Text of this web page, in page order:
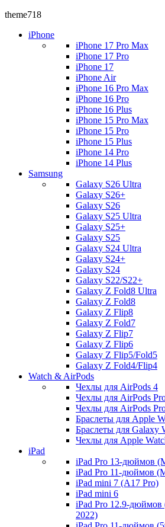
theme718
iPhone
iPhone 17 Pro Max
iPhone 17 Pro
iPhone 17
iPhone Air
iPhone 16 Pro Max
iPhone 16 Pro
iPhone 16 Plus
iPhone 15 Pro Max
iPhone 15 Pro
iPhone 15 Plus
iPhone 14 Pro
iPhone 14 Plus
Samsung
Galaxy S26 Ultra
Galaxy S26+
Galaxy S26
Galaxy S25 Ultra
Galaxy S25+
Galaxy S25
Galaxy S24 Ultra
Galaxy S24+
Galaxy S24
Galaxy S22/S22+
Galaxy Z Fold8 Ultra
Galaxy Z Fold8
Galaxy Z Flip8
Galaxy Z Fold7
Galaxy Z Flip7
Galaxy Z Flip6
Galaxy Z Flip5/Fold5
Galaxy Z Fold4/Flip4
Watch & AirPods
Чехлы для AirPods 4
Чехлы для AirPods
Чехлы для AirPods
Браслеты для Apple
Браслеты для Galaxy
Чехлы для Apple
iPad
iPad Pro 13-дюймов
iPad Pro 11-дюймов
iPad mini 7 (A17 Pro)
iPad mini 6
iPad Pro 12.9-дюймов
2022)